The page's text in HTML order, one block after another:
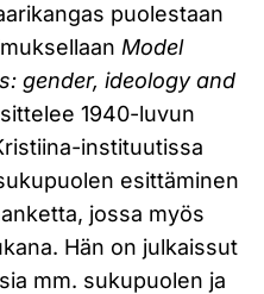
puolestaan
Model
gender, ideology and
1940-luvun
instituutissa
esittäminen
jossa myös
Hän on julkaissut
mm. sukupuolen ja